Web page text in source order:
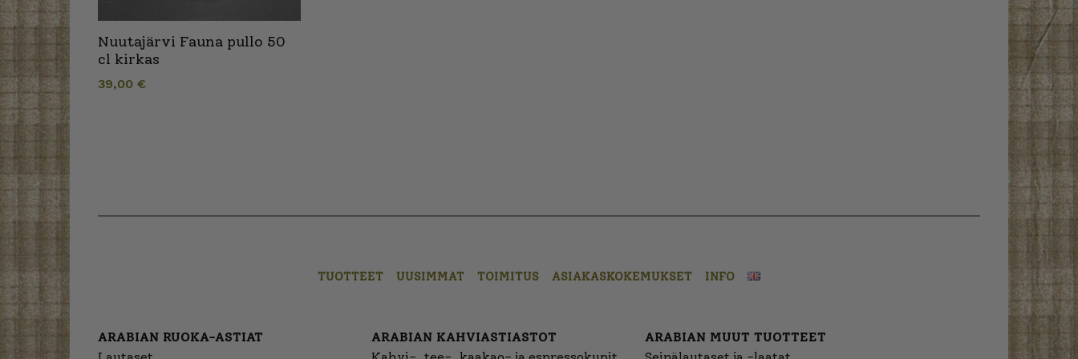
Nuutajärvi Fauna pullo 50
cl kirkas
39,00 €
TUOTTEET UUSIMMAT TOIMITUS ASIAKASKOKEMUKSET INFO
ARABIAN RUOKA-ASTIAT
ARABIAN KAHVIASTIASTOT
ARABIAN MUUT TUOTTEET